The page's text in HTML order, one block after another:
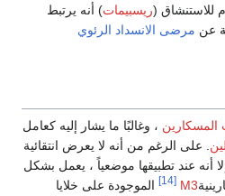
للاستنشاق (ريسبيمات) أنه يرتبط
عن مرضى الانسداد الرئوي
المسكارين ، وغالبًا ما يشار إليه كعامل
. على الرغم من أنه لا يعرض انتقائية
أنه عند تطبيقها موضعياً ، يعمل بشكل
M3
[14]
الموجودة على خلايا